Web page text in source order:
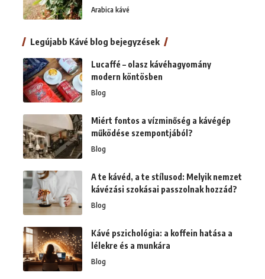
Arabica kávé
Legújabb Kávé blog bejegyzések
Lucaffé – olasz kávéhagyomány
modern köntösben
Blog
Miért fontos a vízminőség a kávégép
működése szempontjából?
Blog
A te kávéd, a te stílusod: Melyik nemzet
kávézási szokásai passzolnak hozzád?
Blog
Kávé pszichológia: a koffein hatása a
lélekre és a munkára
Blog